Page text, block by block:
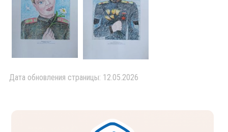
Дата обновления страницы: 12.05.2026